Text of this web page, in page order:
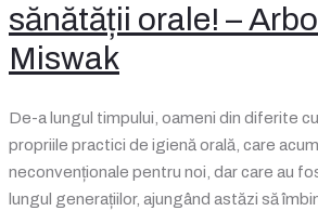
sănătății orale! –
Miswak
De-a lungul timpului, oameni din diferite
propriile practici de igienă orală, care
neconvenționale pentru noi, dar care au
lungul generațiilor, ajungând astăzi să